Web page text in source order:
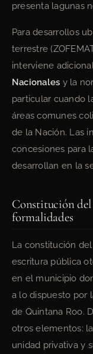
presenta lagunas
Para desarrollos
terrestre
interviene
Nacionales y la
particular cuando
áreas comunes
de la Nación. Las
concesiones para
desarrollan en la
Constitución
formalidades
La constitución
escritura pública
en el municipio
a lo dispuesto por
de Quintana Roo.
otros elementos:
unidad privativa y